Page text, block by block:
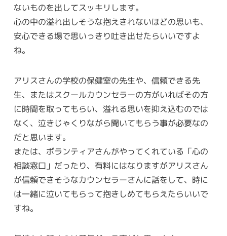
ないものを出してスッキリします。
心の中の溢れ出しそうな抱えきれないほどの思いも、
安心できる場で思いっきり吐き出せたらいいですよ
ね。
アリスさんの学校の保健室の先生や、信頼できる先
生、またはスクールカウンセラーの方がいればその方
に時間を取ってもらい、溢れる思いを抑え込むのでは
なく、泣きじゃくりながら聞いてもらう事が必要なの
だと思います。
または、ボランティアさんがやってくれている「心の
相談窓口」だったり、有料にはなりますがアリスさん
が信頼できそうなカウンセラーさんに話をして、時に
は一緒に泣いてもらって抱きしめてもらえたらいいで
すね。